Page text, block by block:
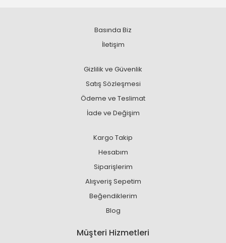
Basında Biz
İletişim
Gizlilik ve Güvenlik
Satış Sözleşmesi
Ödeme ve Teslimat
İade ve Değişim
Kargo Takip
Hesabım
Siparişlerim
Alışveriş Sepetim
Beğendiklerim
Blog
Müşteri Hizmetleri